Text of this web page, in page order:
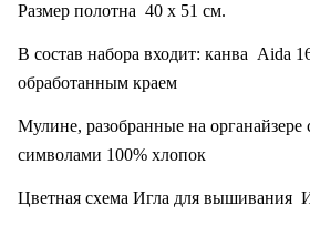
Размер полотна 40 х 51 см.
В состав набора входит: канва Aida
обработанным краем
Мулине, разобранные на
символами 100% хлопок
Цветная схема Игла для вышивания